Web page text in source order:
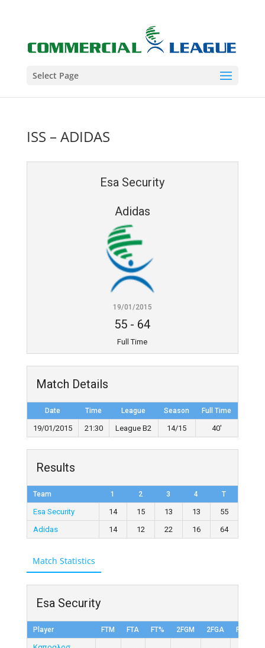
Select Page
ISS – ADIDAS
Esa Security
Adidas
19/01/2015
55 - 64
Full Time
Match Details
Date Time League Season Full Time
19/01/2015 21:30 League B2 14/15 40'
Results
Team 1 2 3 4 T
Esa Security 14 15 13 13
55
Adidas
14 12 22 16 64
Match Statistics
Esa Security
Player FTM FTA FT% 2FGM 2FGA FG%